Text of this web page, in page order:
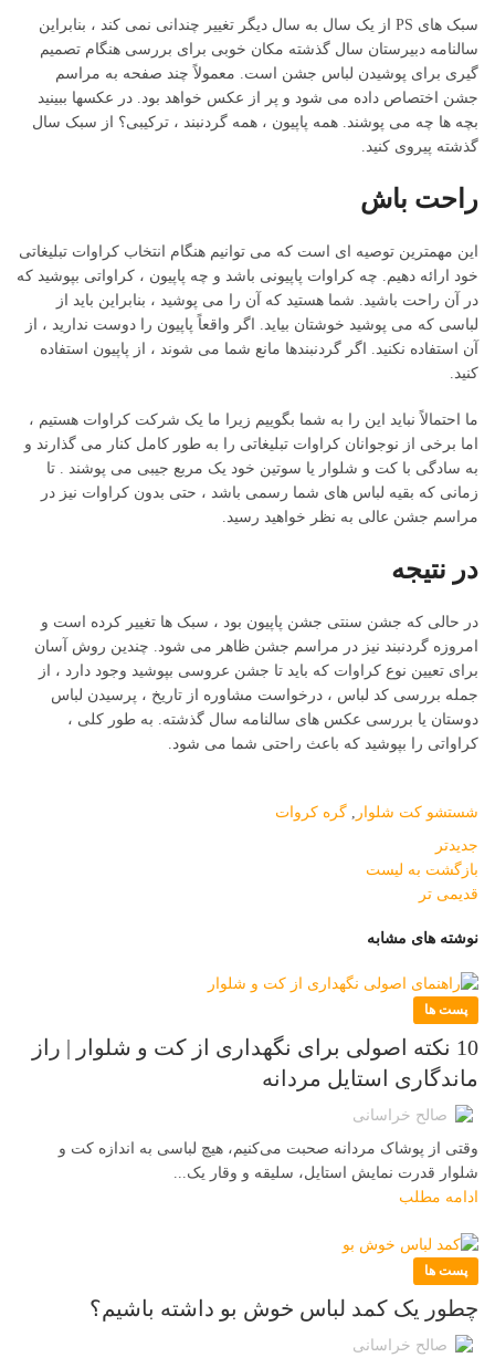
سبک های PS از یک سال به سال دیگر تغییر چندانی نمی کند ، بنابراین
سالنامه دبیرستان سال گذشته مکان خوبی برای بررسی هنگام تصمیم
گیری برای پوشیدن لباس جشن است. معمولاً چند صفحه به مراسم
جشن اختصاص داده می شود و پر از عکس خواهد بود. در عکسها ببینید
بچه ها چه می پوشند. همه پاپیون ، همه گردنبند ، ترکیبی؟ از سبک سال
گذشته پیروی کنید.
راحت باش
این مهمترین توصیه ای است که می توانیم هنگام انتخاب کراوات تبلیغاتی
خود ارائه دهیم. چه کراوات پاپیونی باشد و چه پاپیون ، کراواتی بپوشید که
در آن راحت باشید. شما هستید که آن را می پوشید ، بنابراین باید از
لباسی که می پوشید خوشتان بیاید. اگر واقعاً پاپیون را دوست ندارید ، از
آن استفاده نکنید. اگر گردنبندها مانع شما می شوند ، از پاپیون استفاده
کنید.
ما احتمالاً نباید این را به شما بگوییم زیرا ما یک شرکت کراوات هستیم ،
اما برخی از نوجوانان کراوات تبلیغاتی را به طور کامل کنار می گذارند و
به سادگی با کت و شلوار یا سوتین خود یک مربع جیبی می پوشند . تا
زمانی که بقیه لباس های شما رسمی باشد ، حتی بدون کراوات نیز در
مراسم جشن عالی به نظر خواهید رسید.
در نتیجه
در حالی که جشن سنتی جشن پاپیون بود ، سبک ها تغییر کرده است و
امروزه گردنبند نیز در مراسم جشن ظاهر می شود. چندین روش آسان
برای تعیین نوع کراوات که باید تا جشن عروسی بپوشید وجود دارد ، از
جمله بررسی کد لباس ، درخواست مشاوره از تاریخ ، پرسیدن لباس
دوستان یا بررسی عکس های سالنامه سال گذشته. به طور کلی ،
کراواتی را بپوشید که باعث راحتی شما می شود.
شستشو کت شلوار , گره کروات
جدیدتر
بازگشت به لیست
قدیمی تر
نوشته های مشابه
پست ها
10 نکته اصولی برای نگهداری از کت و شلوار | راز
ماندگاری استایل مردانه
صالح خراسانی
وقتی از پوشاک مردانه صحبت می‌کنیم، هیچ لباسی به اندازه کت و
شلوار قدرت نمایش استایل، سلیقه و وقار یک...
ادامه مطلب
پست ها
چطور یک کمد لباس خوش بو داشته باشیم؟
صالح خراسانی